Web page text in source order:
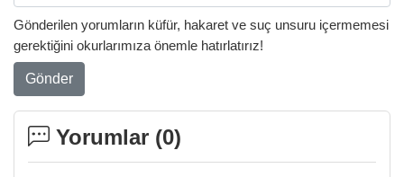
Gönderilen yorumların küfür, hakaret ve suç unsuru içermemesi
gerektiğini okurlarımıza önemle hatırlatırız!
Gönder
Yorumlar (0)